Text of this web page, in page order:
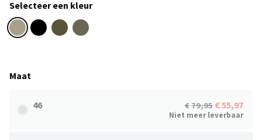
Selecteer een kleur
Maat
46 79,95 55,97
Niet meer leverbaar